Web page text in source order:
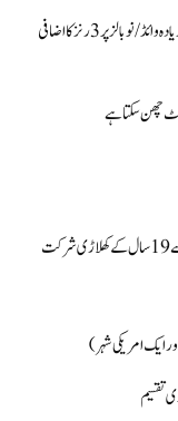
ٹی ٹوئنٹی قوانین لاگو، لیکن ایک اوور میں 3 یا زیادہ وائڈ/نو بالز پر 3 رنز کا اضافی
میں ہوگی، جس میں 13 سے 19 سال کے کھلاڑی شرکت